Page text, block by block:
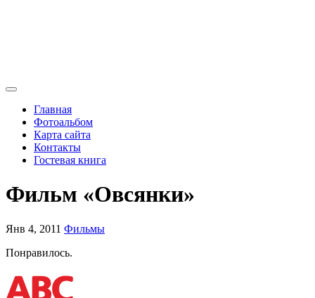
Главная
Фотоальбом
Карта сайта
Контакты
Гостевая книга
Фильм «Овсянки»
Янв 4, 2011 Фильмы
Понравилось.